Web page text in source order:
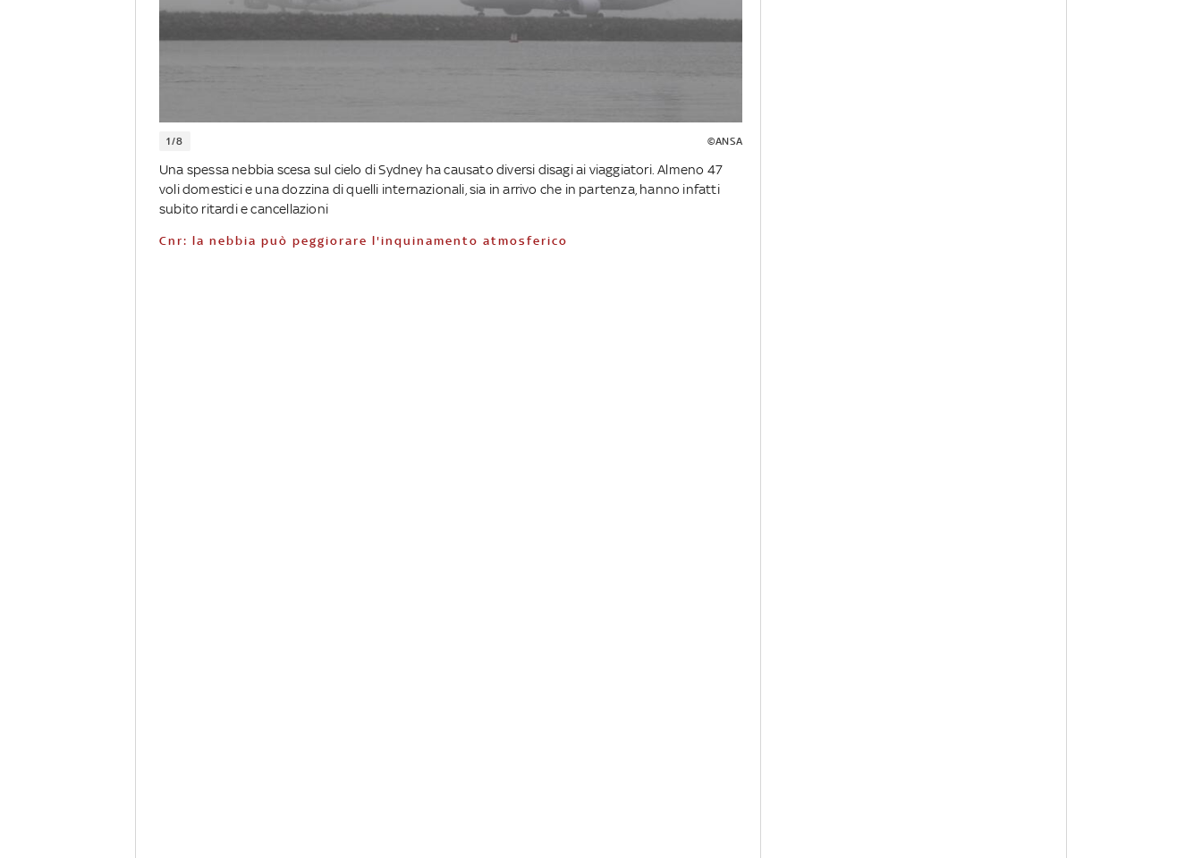
1/8 ©ANSA
Una spessa nebbia scesa sul cielo di Sydney ha causato diversi disagi ai viaggiatori. Almeno 47
voli domestici e una dozzina di quelli internazionali, sia in arrivo che in partenza, hanno infatti
subito ritardi e cancellazioni
Cnr: la nebbia può peggiorare l'inquinamento atmosferico